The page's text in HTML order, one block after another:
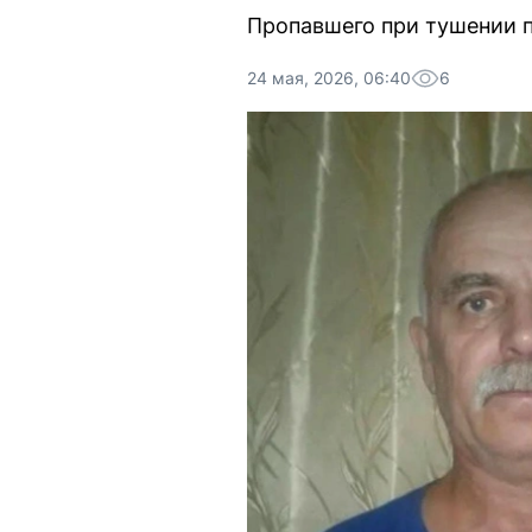
Пропавшего при тушении
24 мая, 2026, 06:40 6